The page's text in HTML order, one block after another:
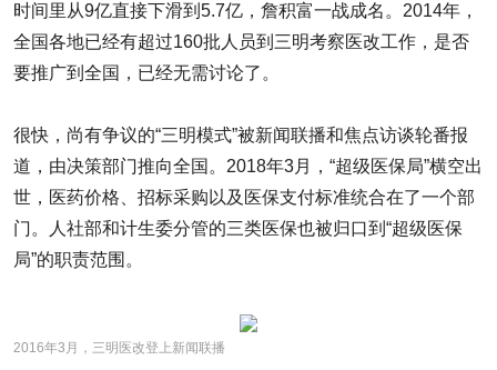
时间里从9亿直接下滑到5.7亿，詹积富一战成名。2014年，
全国各地已经有超过160批人员到三明考察医改工作，是否
要推广到全国，已经无需讨论了。
很快，尚有争议的“三明模式”被新闻联播和焦点访谈轮番报
道，由决策部门推向全国。2018年3月，“超级医保局”横空出
世，医药价格、招标采购以及医保支付标准统合在了一个部
门。人社部和计生委分管的三类医保也被归口到“超级医保
局”的职责范围。
2016年3月，三明医改登上新闻联播